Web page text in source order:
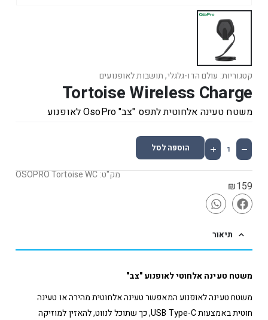
קטגוריות: עולם הדו-גלגלי,תושבות לאופנועים
Tortoise Wireless Charge
משטח טעינה אלחוטית לתפס "צב" OsoPro לאופנוע
₪159
מק"ט: OSOPRO Tortoise WC
הוספה לסל
תיאור
משטח טעינה אלחוטי לאופנוע "צב"
משטח טעינה לאופנוע המאפשר טעינה אלחוטית מהירה או טעינה
חוטית באמצעות USB Type-C, כך שתוכל לנווט, להאזין למוזיקה